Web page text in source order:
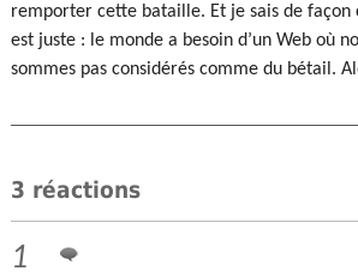
remporter cette bataille. Et je sais de façon
est juste : le monde a besoin d’un Web où
sommes pas considérés comme du bétail.
3 réactions
1